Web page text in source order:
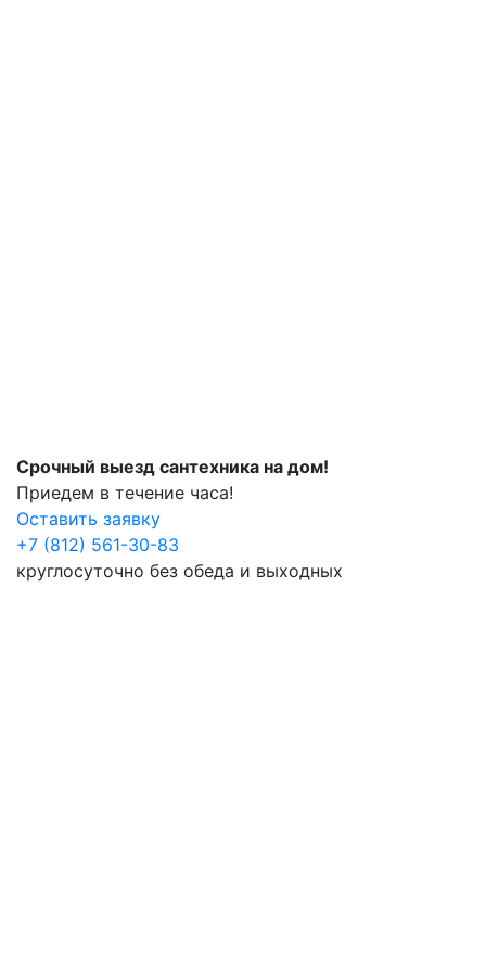
Срочный выезд сантехника на дом!
Приедем в течение часа!
Оставить заявку
+7 (812) 561-30-83
круглосуточно без обеда и выходных